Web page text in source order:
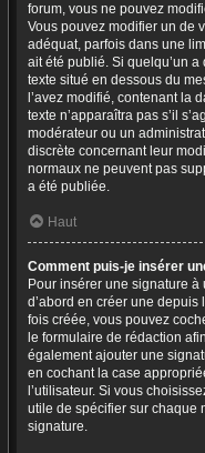
forum, vous ne pouvez
Vous pouvez modifier un de
adéquat, parfois dans une
ait été publié. Si quelqu’un
texte situé en dessous du
l’avez modifié, contenant la
texte n’apparaîtra pas s’il
modérateur ou un
discrète concernant leur
normaux ne peuvent pas
a été publiée.
Haut
Comment puis-je insérer
Pour insérer une signature
d’abord en créer une depuis
fois créée, vous pouvez
le formulaire de rédaction
également ajouter une
en cochant la case
l’utilisateur. Si vous
utile de spécifier sur chaque
signature.